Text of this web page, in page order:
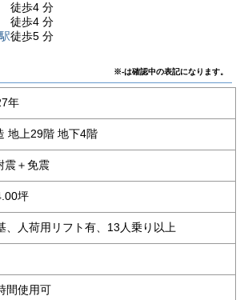
徒歩4 分
徒歩4 分
徒歩5 分
※-は確認中の表記になります。
年
地上29階 地下4階
震＋免震
坪
、人荷用リフト有、13人乗り以上
間使用可